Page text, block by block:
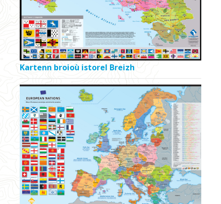
Kartenn broioù istorel Breizh